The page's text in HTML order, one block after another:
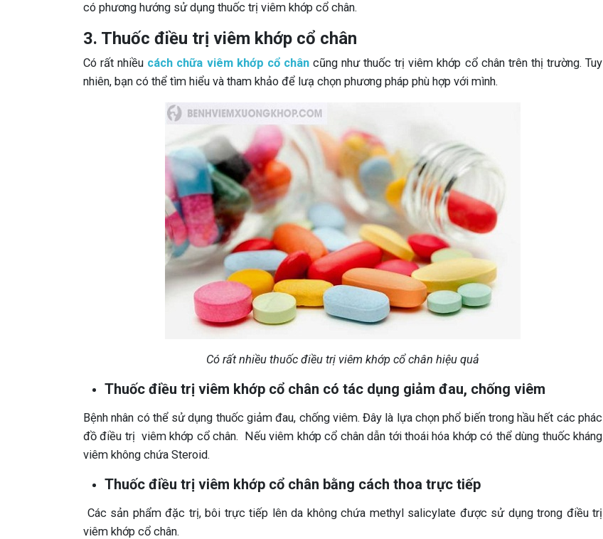
có phương hướng sử dụng thuốc trị viêm khớp cổ chân.
3. Thuốc điều trị viêm khớp cổ chân
Có rất nhiều cách chữa viêm khớp cổ châncũng như thuốc trị viêm khớp cổ chân trên thị trường. Tuy
nhiên, bạn có thể tìm hiểu và tham khảo để lưạ chọn phương pháp phù hợp với mình.
Có rất nhiều thuốc điều trị viêm khớp cổ chân hiệu quả
Thuốc điều trị viêm khớp cổ chân có tác dụng giảm đau, chống viêm
Bệnh nhân có thể sử dụng thuốc giảm đau, chống viêm. Đây là lựa chọn phổ biến trong hầu hết các phác
đồ điều trị viêm khớp cổ chân. Nếu viêm khớp cổ chân dẫn tới thoái hóa khớp có thể dùng thuốc kháng
viêm không chứa Steroid.
Thuốc điều trị viêm khớp cổ chân bằng cách thoa trực tiếp
Các sản phẩm đặc trị, bôi trực tiếp lên da không chứa methyl salicylate được sử dụng trong điều trị
viêm khớp cổ chân.